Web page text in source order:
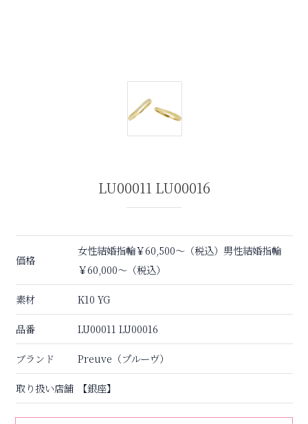
LU00011 LU00016
価格
女性結婚指輪￥60,500〜（税込）男性結婚指輪
￥60,000〜（税込）
素材 K10 YG
品番 LU00011 LU00016
ブランド Preuve（プルーヴ）
取り扱い店舗 【銀座】